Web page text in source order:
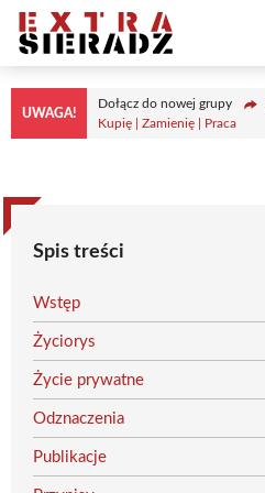
Przejdź
treści
UWAGA!
Dołącz do nowej grupy
Kupię | Zamienię | Praca
Spis treści
Wstęp
Życiorys
Życie prywatne
Odznaczenia
Publikacje